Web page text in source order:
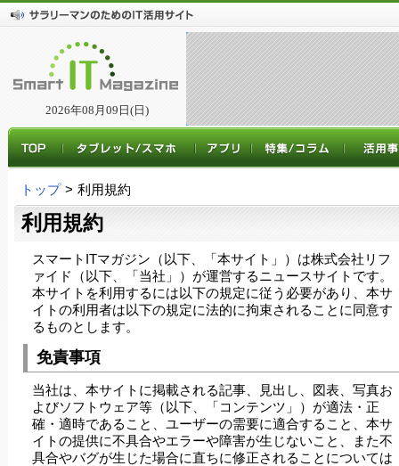
2026年08月09日(日)
トップ > 利用規約
利用規約
スマートITマガジン（以下、「本サイト」）は株式会社リフ
ァイド（以下、「当社」）が運営するニュースサイトです。
本サイトを利用するには以下の規定に従う必要があり、本サ
イトの利用者は以下の規定に法的に拘束されることに同意す
るものとします。
免責事項
当社は、本サイトに掲載される記事、見出し、図表、写真お
よびソフトウェア等（以下、「コンテンツ」）が適法・正
確・適時であること、ユーザーの需要に適合すること、本サ
イトの提供に不具合やエラーや障害が生じないこと、また不
具合やバグが生じた場合に直ちに修正されることについては